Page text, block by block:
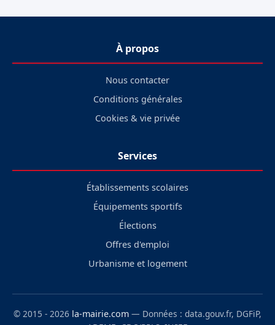
À propos
Nous contacter
Conditions générales
Cookies & vie privée
Services
Établissements scolaires
Équipements sportifs
Élections
Offres d'emploi
Urbanisme et logement
© 2015 - 2026 la-mairie.com — Données : data.gouv.fr, DGFiP,